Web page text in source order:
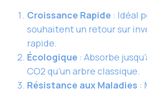
Croissance Rapide : Idéal
souhaitent un retour sur
rapide.
Écologique : Absorbe
CO2 qu’un arbre classique.
Résistance aux Maladies :